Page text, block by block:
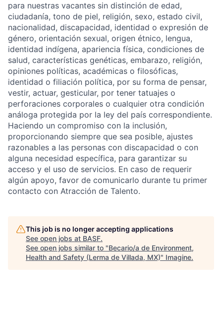
para nuestras vacantes sin distinción de edad,
ciudadanía, tono de piel, religión, sexo, estado civil,
nacionalidad, discapacidad, identidad o expresión de
género, orientación sexual, origen étnico, lengua,
identidad indígena, apariencia física, condiciones de
salud, características genéticas, embarazo, religión,
opiniones políticas, académicas o filosóficas,
identidad o filiación política, por su forma de pensar,
vestir, actuar, gesticular, por tener tatuajes o
perforaciones corporales o cualquier otra condición
análoga protegida por la ley del país correspondiente.
Haciendo un compromiso con la inclusión,
proporcionando siempre que sea posible, ajustes
razonables a las personas con discapacidad o con
alguna necesidad específica, para garantizar su
acceso y el uso de servicios. En caso de requerir
algún apoyo, favor de comunicarlo durante tu primer
contacto con Atracción de Talento.
This job is no longer accepting applications
See open jobs at BASF.
See open jobs similar to "Becario/a de Environment,
Health and Safety (Lerma de Villada, MX)" Imagine.